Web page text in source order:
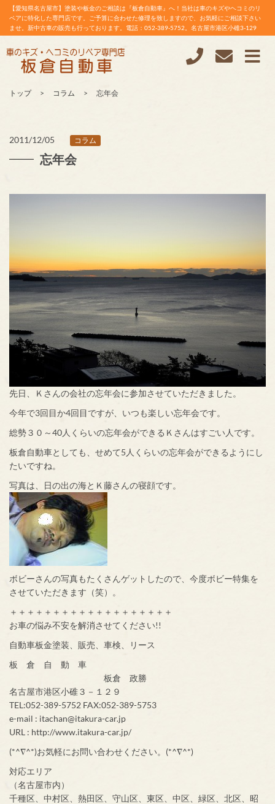
【愛知県名古屋市】塗装や板金のご相談は『板倉自動車』へ！当社は車のキズやヘコミのリ
ペアに特化した専門店です。ご予算に合わせた修理を致しますので、お気軽にご相談下さい
ませ。新中古車の販売も行っております。電話：052-389-5752。名古屋市港区小碓3-129
トップ コラム 忘年会
2011/12/05 コラム
忘年会
先日、Ｋさんの会社の忘年会に参加させていただきました。
今年で3回目か4回目ですが、いつも楽しい忘年会です。
総勢３０～40人くらいの忘年会ができるＫさんはすごい人です。
板倉自動車としても、せめて5人くらいの忘年会ができるようにし
たいですね。
写真は、日の出の海とＫ藤さんの寝顔です。
ボビーさんの写真もたくさんゲットしたので、今度ボビー特集を
させていただきます（笑）。
＋＋＋＋＋＋＋＋＋＋＋＋＋＋＋＋＋＋＋
お車の悩み不安を解消させてください!!
自動車板金塗装、販売、車検、リース
板 倉 自 動 車
板倉 政勝
名古屋市港区小碓３－１２９
TEL:052-389-5752 FAX:052-389-5753
e-mail : itachan@itakura-car.jp
URL : http://www.itakura-car.jp/
(*^∇^*)お気軽にお問い合わせください。(*^∇^*)
対応エリア
（名古屋市内）
千種区、中村区、熱田区、守山区、東区、中区、緑区、北区、昭